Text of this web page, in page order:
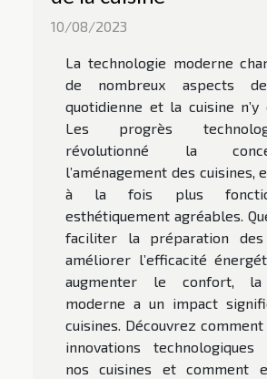
10/08/2023
La technologie moderne
de nombreux aspects
quotidienne et la cuisine n’y
Les progrès
révolutionné la
l’aménagement des cuisines,
à la fois plus
esthétiquement agréables.
faciliter la préparation
améliorer l’efficacité
augmenter le confort, la
moderne a un impact
cuisines. Découvrez
innovations technologiques
nos cuisines et comment